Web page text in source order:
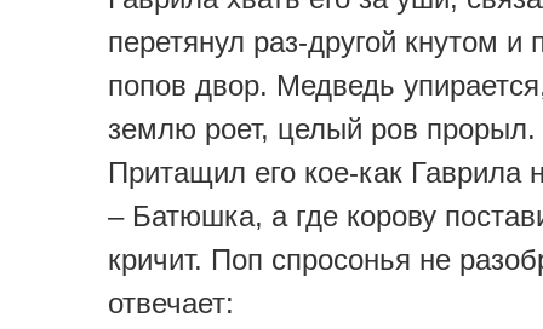
перетянул раз-другой кнутом и
попов двор. Медведь
землю роет, целый ров прорыл.
Притащил его кое-как Гаврила
– Батюшка, а где корову
кричит. Поп спросонья не
отвечает: